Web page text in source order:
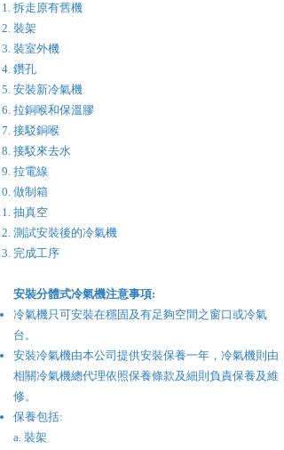
拆走原有舊機
裝架
裝室外機
鑽孔
安裝新冷氣機
​拉銅喉和保溫膠
接駁銅喉
接駁來去水
拉電線
做制箱
​抽真空
​測試安裝後的冷氣機
完成工序
​安裝分體式冷氣機注意事項:
冷氣機只可安裝在穩固及有足夠空間之窗口或冷氣
台。
安裝冷氣機由本公司提供安裝保養一年，冷氣機則由
相關冷氣機總代理依照保養條款及細則負責保養及維
修。
保養包括:
a. 裝架